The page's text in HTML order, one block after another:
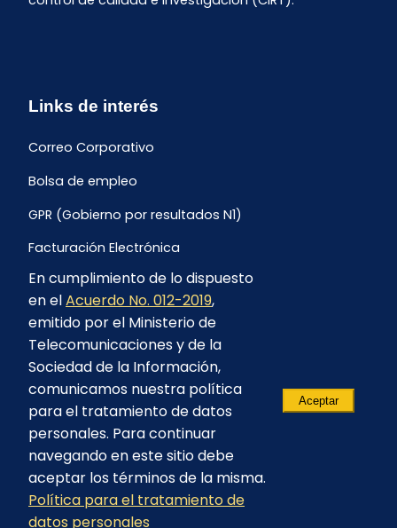
Links de interés
Correo Corporativo
Bolsa de empleo
GPR (Gobierno por resultados N1)
Facturación Electrónica
Archivo Histórico de Facturación
Portal Ambiental y Social
Proyecto Geotérmico Chachimbiro
Contratación consultoría mediante “Lista Corta”
Reglamento de Procesos Asociativos
© 2023 - CELEC EP - Todos los derechos
reservados
En cumplimiento de lo dispuesto
en elAcuerdo No. 012-2019,
emitido por el Ministerio de
Telecomunicaciones y de la
Sociedad de la Información,
comunicamos nuestra política
para el tratamiento de datos
personales. Para continuar
navegando en este sitio debe
aceptar los términos de la misma.
Política para el tratamiento de
datos personales
Aceptar